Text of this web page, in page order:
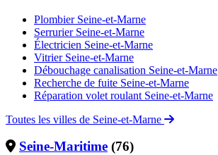
Plombier Seine-et-Marne
Serrurier Seine-et-Marne
Électricien Seine-et-Marne
Vitrier Seine-et-Marne
Débouchage canalisation Seine-et-Marne
Recherche de fuite Seine-et-Marne
Réparation volet roulant Seine-et-Marne
Toutes les villes de Seine-et-Marne
Seine-Maritime (76)